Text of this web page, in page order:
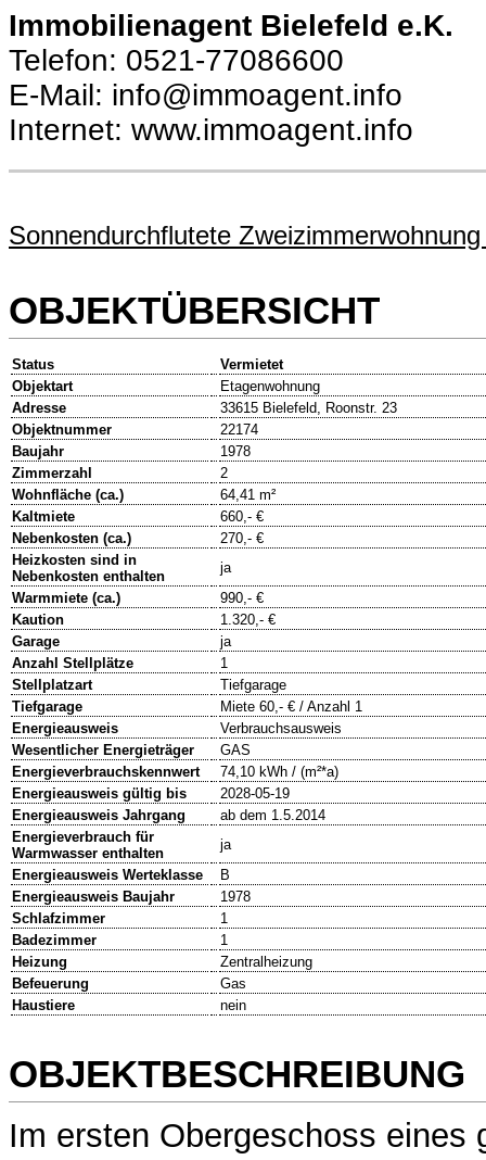
Immobilienagent Bielefeld e.K.
Telefon: 0521-77086600
E-Mail: info@immoagent.info
Internet: www.immoagent.info
Sonnendurchflutete
OBJEKTÜBERSICHT
Status
Vermietet
Objektart
Etagenwohnung
Adresse
33615 Bielefeld, Roonstr. 23
Objektnummer
22174
Baujahr
1978
Zimmerzahl
2
Wohnfläche (ca.)
64,41 m²
Kaltmiete
660,- €
Nebenkosten (ca.)
270,- €
Heizkosten sind in
Nebenkosten enthalten
ja
Warmmiete (ca.)
990,- €
Kaution
1.320,- €
Garage
ja
Anzahl Stellplätze
1
Stellplatzart
Tiefgarage
Tiefgarage
Miete 60,- € / Anzahl 1
Energieausweis
Verbrauchsausweis
Wesentlicher Energieträger
GAS
Energieverbrauchskennwert
74,10 kWh / (m²*a)
Energieausweis gültig bis
2028-05-19
Energieausweis Jahrgang
ab dem 1.5.2014
Energieverbrauch für
Warmwasser enthalten
ja
Energieausweis Werteklasse
B
Energieausweis Baujahr
1978
Schlafzimmer
1
Badezimmer
1
Heizung
Zentralheizung
Befeuerung
Gas
Haustiere
nein
OBJEKTBESCHREIBUNG
Im ersten Obergeschoss eines